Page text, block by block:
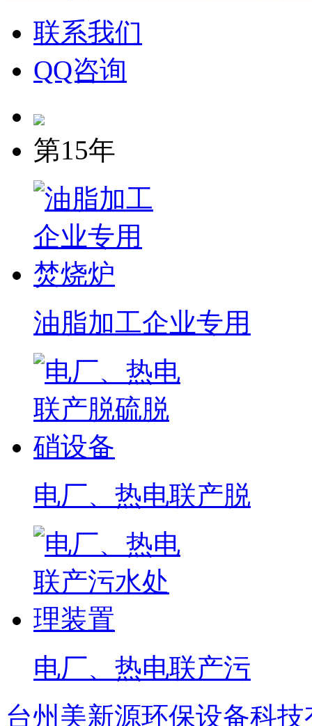
联系我们
QQ咨询
第15年
油脂加工企业专用
电厂、热电联产脱
电厂、热电联产污
台州美新源环保设备科